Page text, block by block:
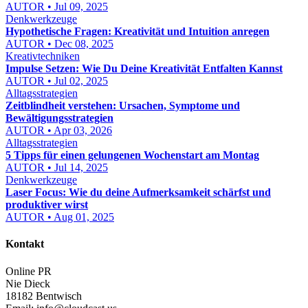
AUTOR • Jul 09, 2025
Denkwerkzeuge
Hypothetische Fragen: Kreativität und Intuition anregen
AUTOR • Dec 08, 2025
Kreativtechniken
Impulse Setzen: Wie Du Deine Kreativität Entfalten Kannst
AUTOR • Jul 02, 2025
Alltagsstrategien
Zeitblindheit verstehen: Ursachen, Symptome und
Bewältigungsstrategien
AUTOR • Apr 03, 2026
Alltagsstrategien
5 Tipps für einen gelungenen Wochenstart am Montag
AUTOR • Jul 14, 2025
Denkwerkzeuge
Laser Focus: Wie du deine Aufmerksamkeit schärfst und
produktiver wirst
AUTOR • Aug 01, 2025
Kontakt
Online PR
Nie Dieck
18182 Bentwisch